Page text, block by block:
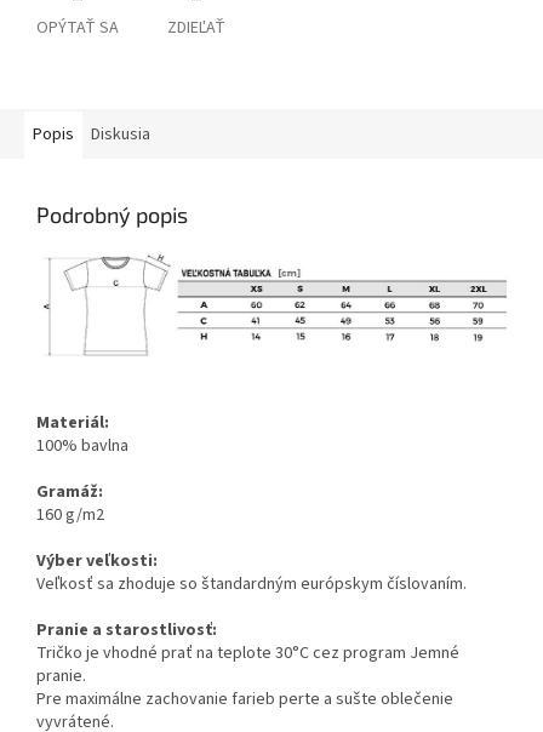
OPÝTAŤ SA ZDIEĽAŤ
Popis Diskusia
Podrobný popis
Materiál:
100% bavlna
Gramáž:
160 g/m2
Výber veľkosti:
Veľkosť sa zhoduje so štandardným európskym číslovaním.
Pranie a starostlivosť:
Tričko je vhodné prať na teplote 30°C cez program Jemné
pranie.
Pre maximálne zachovanie farieb perte a sušte oblečenie
vyvrátené.